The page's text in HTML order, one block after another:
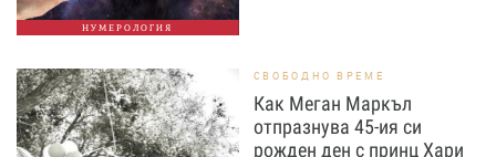
НУМЕРОЛОГИЯ
СВОБОДНО ВРЕМЕ
Как Меган Маркъл
отпразнува 45-ия си
рожден ден с принц Хари